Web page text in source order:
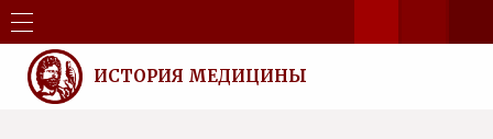
ИСТОРИЯ МЕДИЦИНЫ